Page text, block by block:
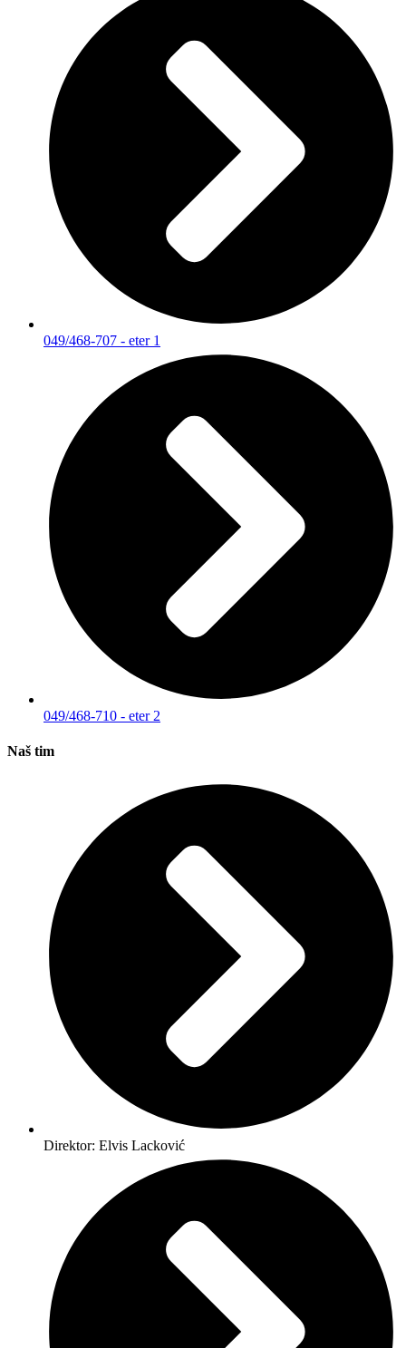
049/468-707 - eter 1
049/468-710 - eter 2
Naš tim
Direktor: Elvis Lacković